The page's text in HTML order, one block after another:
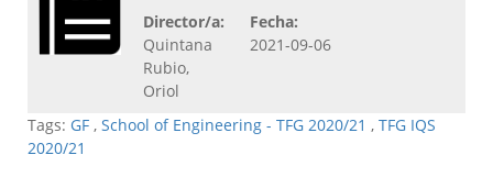
Director/a:
Quintana
Rubio,
Oriol
Fecha:
2021-09-06
Tags: GF , School of Engineering - TFG 2020/21 , TFG IQS
2020/21